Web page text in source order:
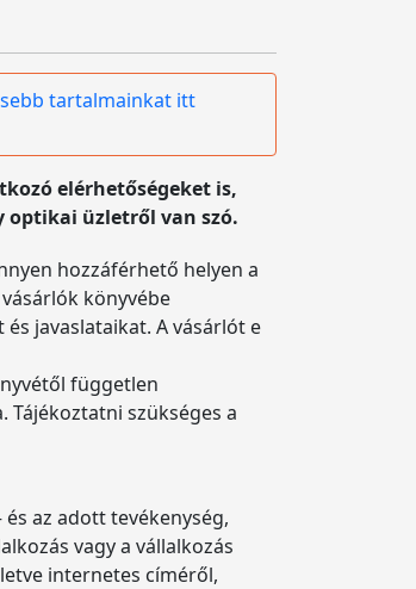
tartalmainkat itt
elérhetőségeket is,
optikai üzletről van szó.
hozzáférhető helyen a
könyvébe
javaslataikat. A vásárlót e
független
szükséges a
az adott tevékenység,
vagy a vállalkozás
internetes címéről,